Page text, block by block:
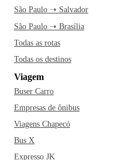
São Paulo ➝ Salvador
São Paulo ➝ Brasília
Todas as rotas
Todas os destinos
Viagem
Buser Carro
Empresas de ônibus
Viagens Chapecó
Bus X
Expresso JK